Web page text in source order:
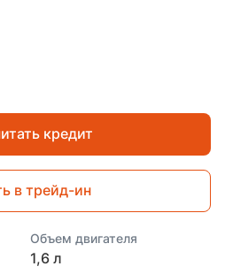
кредит
в трейд-ин
Объем двигателя
1,6 л